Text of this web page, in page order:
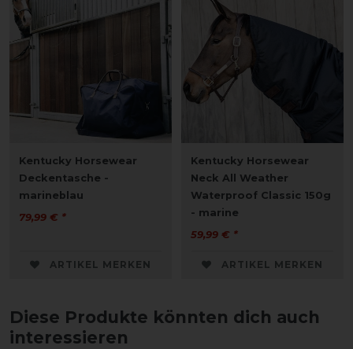
Kentucky Horsewear
Deckentasche -
marineblau
79,99 € *
ARTIKEL MERKEN
Kentucky Horsewear
Neck All Weather
Waterproof Classic 150g
- marine
59,99 € *
ARTIKEL MERKEN
Diese Produkte könnten dich auch
interessieren